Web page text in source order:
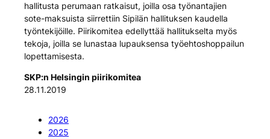
hallitusta perumaan ratkaisut, joilla osa työnantajien
sote-maksuista siirrettiin Sipilän hallituksen kaudella
työntekijöille. Piirikomitea edellyttää hallitukselta myös
tekoja, joilla se lunastaa lupauksensa työehtoshoppailun
lopettamisesta.
SKP:n Helsingin piirikomitea
28.11.2019
2026
2025